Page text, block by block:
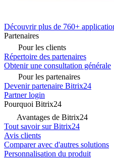
Découvrir plus de 760+
Partenaires
Pour les clients
Répertoire des partenaires
Obtenir une consultation générale
Pour les partenaires
Devenir partenaire Bitrix24
Partner login
Pourquoi Bitrix24
Avantages de Bitrix24
Tout savoir sur Bitrix24
Avis clients
Comparer avec d'autres solutions
Personnalisation du produit